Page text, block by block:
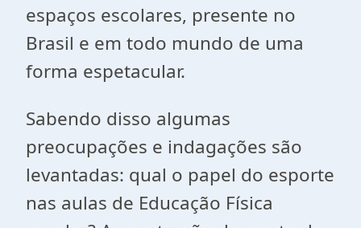
espaços escolares, presente no
Brasil e em todo mundo de uma
forma espetacular.
Sabendo disso algumas
preocupações e indagações são
levantadas: qual o papel do esporte
nas aulas de Educação Física